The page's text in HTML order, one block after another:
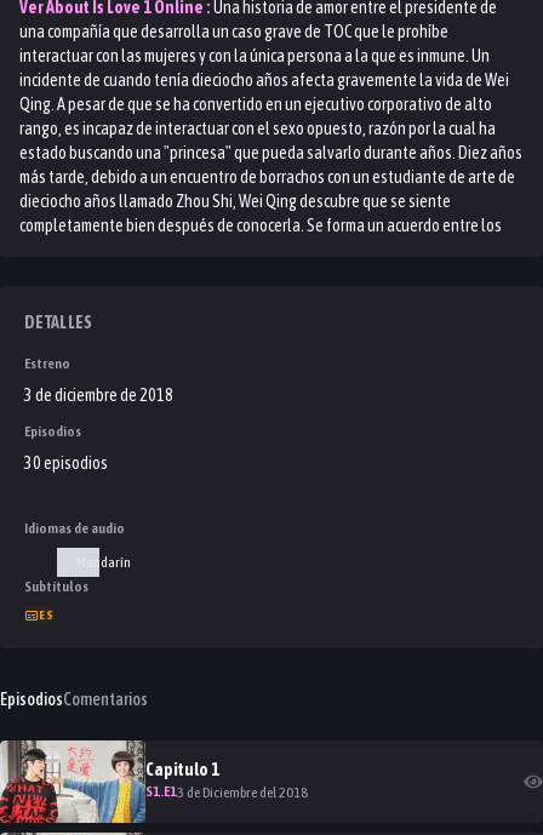
VerAbout Is Love 1Online :Una historia de amor entre el presidente de
una compañía que desarrolla un caso grave de TOC que le prohíbe
interactuar con las mujeres y con la única persona a la que es inmune. Un
incidente de cuando tenía dieciocho años afecta gravemente la vida de Wei
Qing. A pesar de que se ha convertido en un ejecutivo corporativo de alto
rango, es incapaz de interactuar con el sexo opuesto, razón por la cual ha
estado buscando una "princesa" que pueda salvarlo durante años. Diez años
más tarde, debido a un encuentro de borrachos con un estudiante de arte de
dieciocho años llamado Zhou Shi, Wei Qing descubre que se siente
completamente bien después de conocerla. Se forma un acuerdo entre los
DETALLES
Estreno
3 de diciembre de 2018
Episodios
30 episodios
Idiomas de audio
Mandarín
Subtítulos
ES
EpisodiosComentarios
Capitulo 1
S1.E13 de Diciembre del 2018